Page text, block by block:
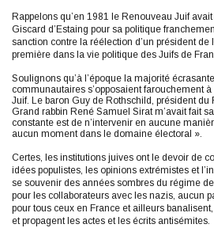
Rappelons qu’en 1981 le Renouveau Juif
Giscard d’Estaing pour sa politique
sanction contre la réélection d’un président
première dans la vie politique des Juifs de
Soulignons qu’à l’époque la majorité
communautaires s’opposaient farouchement
Juif. Le baron Guy de Rothschild, président du
Grand rabbin René Samuel Sirat m’avait fait
constante est de n’intervenir en aucune
aucun moment dans le domaine électoral ».
Certes, les institutions juives ont le devoir de
idées populistes, les opinions extrémistes et
se souvenir des années sombres du régime
pour les collaborateurs avec les nazis, aucun
pour tous ceux en France et ailleurs
et propagent les actes et les écrits antisémites.